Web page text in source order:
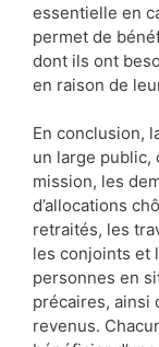
essentielle en
permet de
dont ils ont
en raison de
En conclusion,
un large public,
mission, les
d’allocations
retraités, les
les conjoints et
personnes en
précaires, ainsi
revenus.